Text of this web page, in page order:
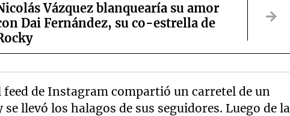
Vázquez blanquearía su amor
Dai Fernández, su co-estrella de
feed de Instagram compartió un carretel de un
llevó los halagos de sus seguidores. Luego de la